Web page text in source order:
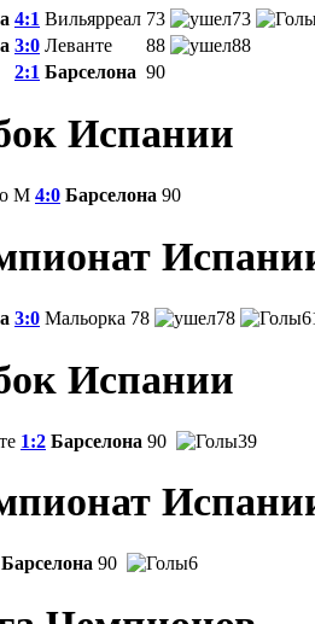
4:1 Вильярреал 73
73
3:0 Леванте 88
88
2:1 Барселона 90
Испании
М 4:0 Барселона 90
3:0 Мальорка 78 78
Испании
1:2 Барселона 90 39
Барселона 90 6